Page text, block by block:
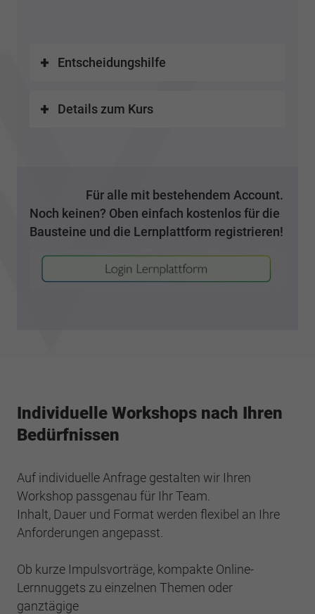
Entscheidungshilfe
Details zum Kurs
Für alle mit bestehendem Account.
Noch keinen? Oben einfach kostenlos für die
Bausteine und die Lernplattform registrieren!
Individuelle Workshops nach Ihren
Bedürfnissen
Auf individuelle Anfrage gestalten wir Ihren
Workshop passgenau für Ihr Team.
Inhalt, Dauer und Format werden flexibel an Ihre
Anforderungen angepasst.​
Ob kurze Impulsvorträge, kompakte Online-
Lernnuggets zu einzelnen Themen oder
ganztägige